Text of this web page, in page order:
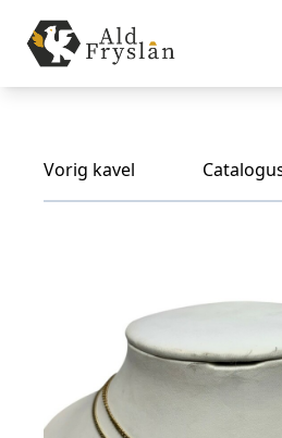
Vorig kavel